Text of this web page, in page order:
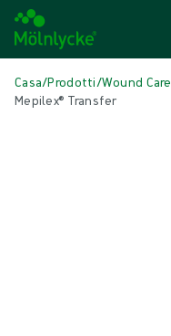
Casa/Prodotti/Wound Care
Mepilex® Transfer